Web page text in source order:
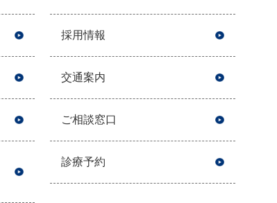
採用情報
交通案内
ご相談窓口
診療予約